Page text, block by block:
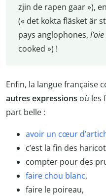
zjin de rapen gaar »),
(« det kokta fläsket är
pays anglophones,
cooked ») !
Enfin, la langue française
autres expressions où les
part belle :
avoir un cœur
c’est la fin des
compter pour des
faire chou blanc,
faire le poireau,